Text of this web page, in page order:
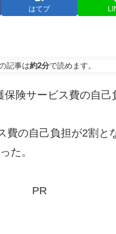
はてブ
記事は約2分で読めます。
険サービス費の自己
の自己負担が2割と
た。
PR